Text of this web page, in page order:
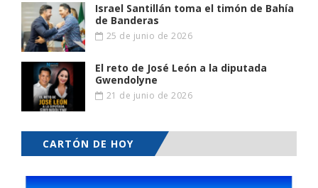
Israel Santillán toma el timón de Bahía
de Banderas
25 de junio de 2026
El reto de José León a la diputada
Gwendolyne
21 de junio de 2026
CARTÓN DE HOY